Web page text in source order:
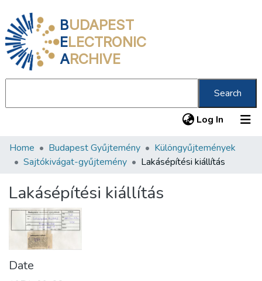
BUDAPEST
ELECTRONIC
ARCHIVE
Search
Log In (current)
Communities & Collections
Statistics
About us
Home Budapest Gyűjtemény
Különgyűjtemények
Sajtókivágat-gyűjtemény
Lakásépítési kiállítás
Lakásépítési kiállítás
Date